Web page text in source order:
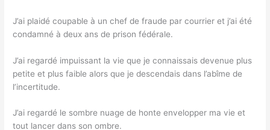
J’ai plaidé coupable à un chef de fraude par courrier et j’ai été
condamné à deux ans de prison fédérale.
J’ai regardé impuissant la vie que je connaissais devenue plus
petite et plus faible alors que je descendais dans l’abîme de
l’incertitude.
J’ai regardé le sombre nuage de honte envelopper ma vie et
tout lancer dans son ombre.